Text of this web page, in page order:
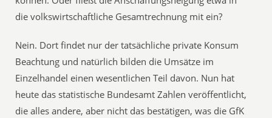
die volkswirtschaftliche Gesamtrechnung mit ein?
Nein. Dort findet nur der tatsächliche private Konsum
Beachtung und natürlich bilden die Umsätze im
Einzelhandel einen wesentlichen Teil davon. Nun hat
heute das statistische Bundesamt Zahlen veröffentlicht,
die alles andere, aber nicht das bestätigen, was die GfK